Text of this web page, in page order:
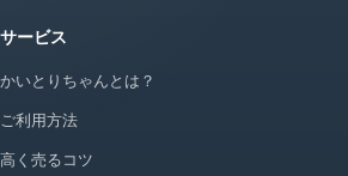
サービス
かいとりちゃんとは？
ご利用方法
高く売るコツ